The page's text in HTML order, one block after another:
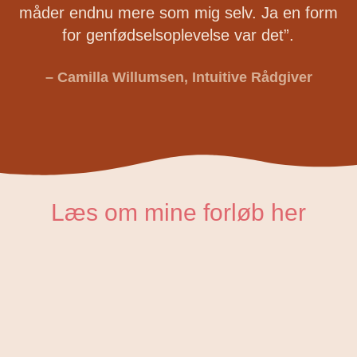
måder endnu mere som mig selv. Ja en form
for genfødselsoplevelse var det”.
– Camilla Willumsen, Intuitive Rådgiver
Læs om mine forløb her